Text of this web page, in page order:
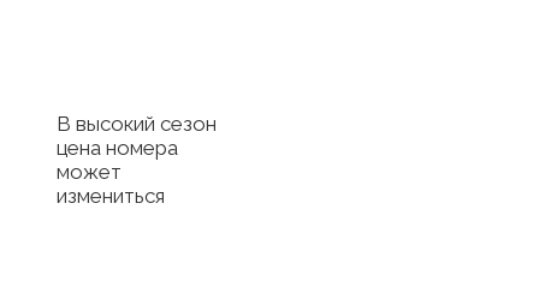
В высокий сезон
цена номера
может
измениться